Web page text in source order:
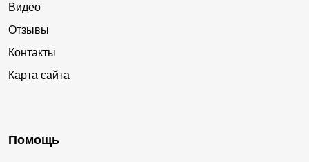
Видео
Отзывы
Контакты
Карта сайта
Помощь